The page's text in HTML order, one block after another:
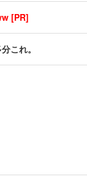
[PR]
これ。